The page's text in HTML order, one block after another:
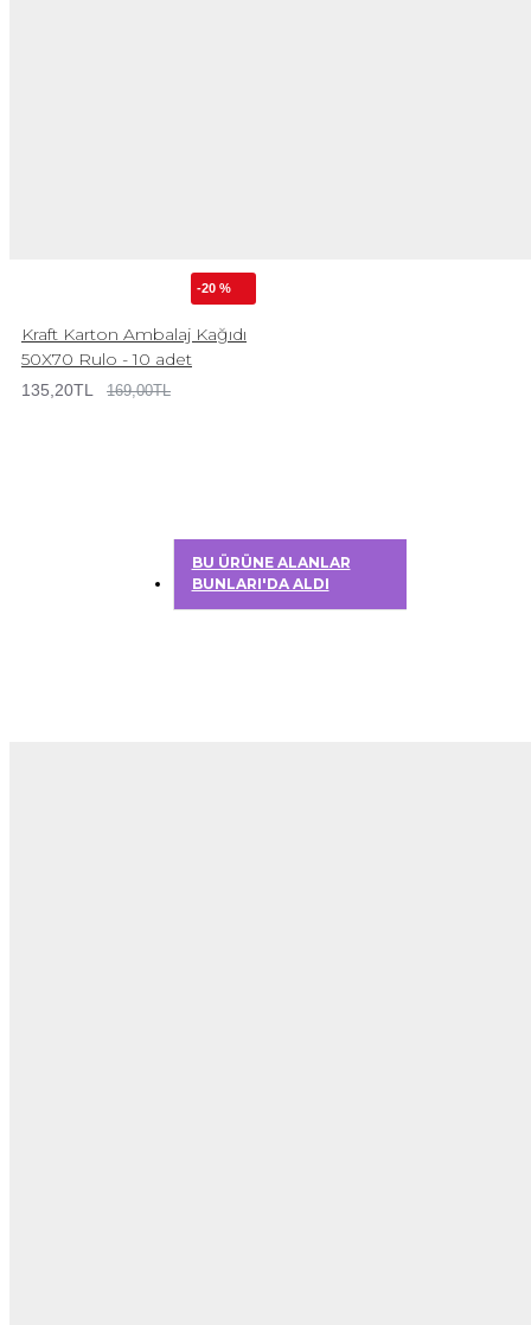
-20 %
Kraft Karton Ambalaj Kağıdı
50X70 Rulo - 10 adet
135,20TL 169,00TL
BU ÜRÜNE ALANLAR
BUNLARI'DA ALDI